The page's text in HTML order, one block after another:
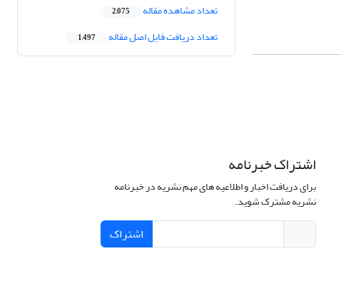
تعداد مشاهده مقاله 2,075
تعداد دریافت فایل اصل مقاله 1,497
اشتراک خبرنامه
برای دریافت اخبار و اطلاعیه های مهم نشریه در خبرنامه
نشریه مشترک شوید.
اشتراک